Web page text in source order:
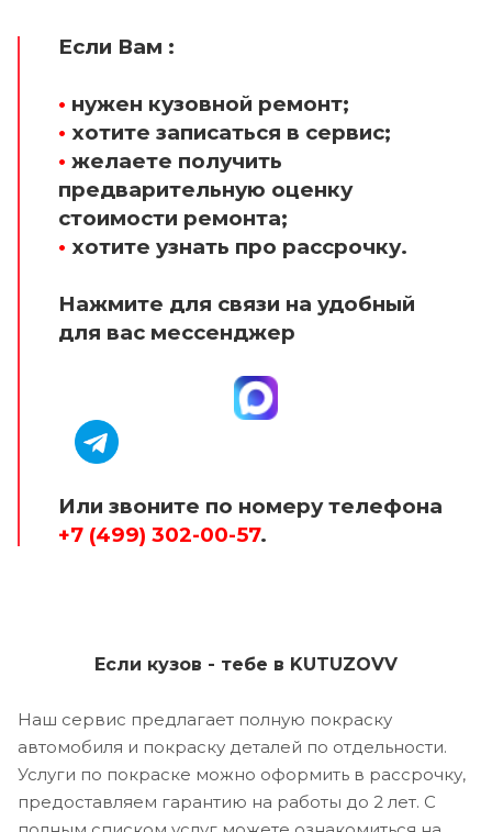
Если Вам :
• нужен кузовной ремонт;
• хотите записаться в сервис;
• желаете получить
предварительную оценку
стоимости ремонта;
• хотите узнать про рассрочку.
Нажмите для связи на удобный
для вас мессенджер
Или звоните по номеру телефона
+7 (499) 302-00-57.
Если кузов - тебе в KUTUZOVV
Наш сервис предлагает полную покраску
автомобиля и покраску деталей по отдельности.
Услуги по покраске можно оформить в рассрочку,
предоставляем гарантию на работы до 2 лет. С